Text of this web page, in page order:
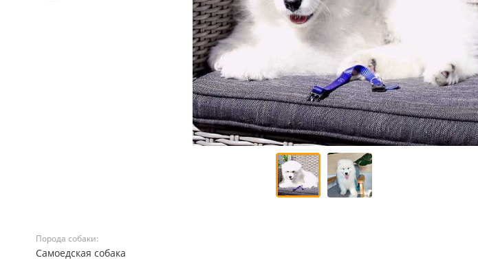
Порода собаки:
Самоедская собака